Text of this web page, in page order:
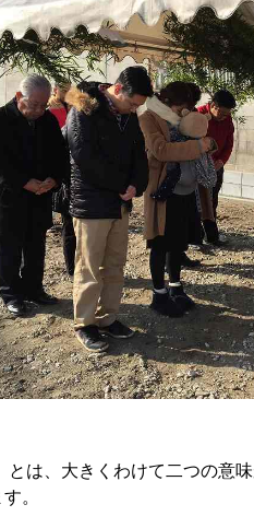
とは、大きくわけて二つの意
。